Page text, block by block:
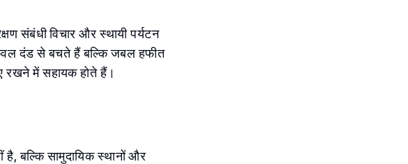
संबंधी विचार और स्थायी पर्यटन
दंड से बचते हैं बल्कि जबल हफीत
रखने में सहायक होते हैं।
बल्कि सामुदायिक स्थानों और